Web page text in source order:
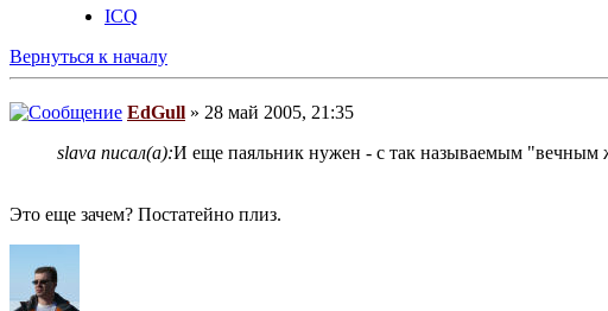
ICQ
Вернуться к началу
EdGull » 28 май 2005, 21:35
slava писал(а):И еще паяльник нужен - с так называемым
Это еще зачем? Постатейно плиз.